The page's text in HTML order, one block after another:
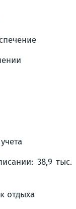
38,9 тыс.
отдыха